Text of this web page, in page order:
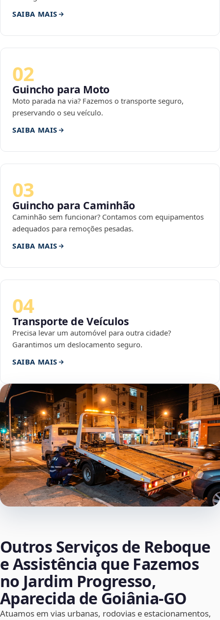
SAIBA MAIS
02
Guincho para Moto
Moto parada na via? Fazemos o transporte seguro,
preservando o seu veículo.
SAIBA MAIS
03
Guincho para Caminhão
Caminhão sem funcionar? Contamos com equipamentos
adequados para remoções pesadas.
SAIBA MAIS
04
Transporte de Veículos
Precisa levar um automóvel para outra cidade?
Garantimos um deslocamento seguro.
SAIBA MAIS
Outros Serviços de Reboque
e Assistência que Fazemos
no Jardim Progresso,
Aparecida de Goiânia‑GO
Atuamos em vias urbanas, rodovias e estacionamentos,